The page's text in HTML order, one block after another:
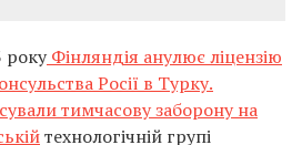
рокуФінляндія анулює ліцензію
Росії в Турку.
тимчасову заборону на
технологічній групі